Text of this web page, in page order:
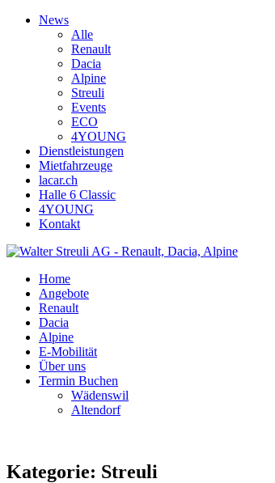
News
Alle
Renault
Dacia
Alpine
Streuli
Events
ECO
4YOUNG
Dienstleistungen
Mietfahrzeuge
lacar.ch
Halle 6 Classic
4YOUNG
Kontakt
Home
Angebote
Renault
Dacia
Alpine
E-Mobilität
Über uns
Termin Buchen
Wädenswil
Altendorf
Kategorie: Streuli